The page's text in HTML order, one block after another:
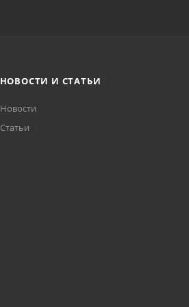
НОВОСТИ И СТАТЬИ
Новости
Статьи